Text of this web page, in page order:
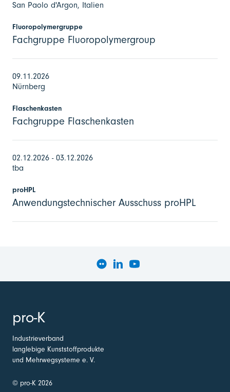
San Paolo d'Argon, Italien
Fluoropolymergruppe
Fachgruppe Fluoropolymergroup
09.11.2026
Nürnberg
Flaschenkasten
Fachgruppe Flaschenkasten
02.12.2026 - 03.12.2026
tba
proHPL
Anwendungstechnischer Ausschuss proHPL
pro-K
Industrieverband
langlebige Kunststoffprodukte
und Mehrwegsysteme e. V.
© pro-K 2026